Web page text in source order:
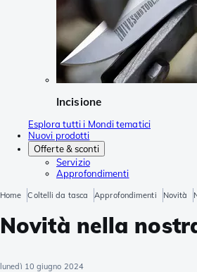
Incisione
Esplora tutti i Mondi tematici
Nuovi prodotti
Offerte & sconti
Servizio
Approfondimenti
Home Coltelli da tasca Approfondimenti Novità
Novità nella
lunedì 10 giugno 2024